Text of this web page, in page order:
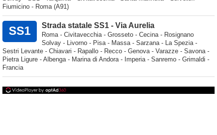
Fiumicino - Roma (A91)
SS1 Strada statale SS1 - Via Aurelia
Roma - Civitavecchia - Grosseto - Cecina - Rosignano
Solvay - Livorno - Pisa - Massa - Sarzana - La Spezia -
Sestri Levante - Chiavari - Rapallo - Recco - Genova - Varazze - Savona -
Pietra Ligure - Albenga - Marina di Andora - Imperia - Sanremo - Grimaldi -
Francia